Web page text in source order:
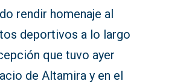
rendir homenaje al
deportivos a lo largo
que tuvo ayer
de Altamira y en el